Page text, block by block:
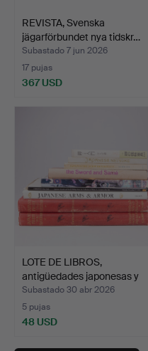
REVISTA, Svenska
jägarförbundet nya tidskr…
Subastado 7 jun 2026
17 pujas
367 USD
LOTE DE LIBROS,
antigüedades japonesas y
e…
Subastado 30 abr 2026
5 pujas
48 USD